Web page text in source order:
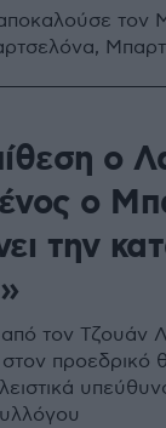
τον
ο
ο
την
τον Τζουάν
προεδρικό